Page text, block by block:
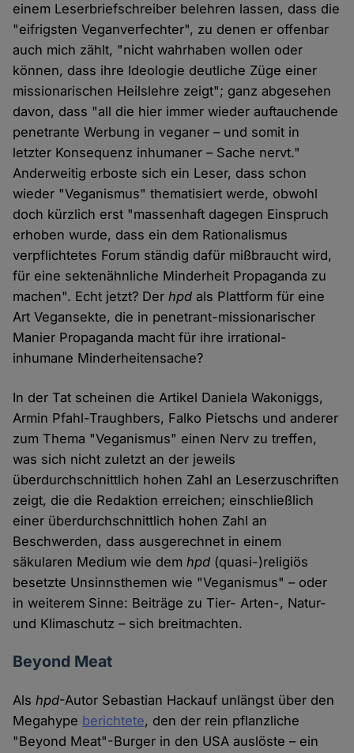
einem Leserbriefschreiber belehren lassen, dass die
"eifrigsten Veganverfechter", zu denen er offenbar
auch mich zählt, "nicht wahrhaben wollen oder
können, dass ihre Ideologie deutliche Züge einer
missionarischen Heilslehre zeigt"; ganz abgesehen
davon, dass "all die hier immer wieder auftauchende
penetrante Werbung in veganer – und somit in
letzter Konsequenz inhumaner – Sache nervt."
Anderweitig erboste sich ein Leser, dass schon
wieder "Veganismus" thematisiert werde, obwohl
doch kürzlich erst "massenhaft dagegen Einspruch
erhoben wurde, dass ein dem Rationalismus
verpflichtetes Forum ständig dafür mißbraucht wird,
für eine sektenähnliche Minderheit Propaganda zu
machen". Echt jetzt? Derhpd als Plattform für eine
Art Vegansekte, die in penetrant-missionarischer
Manier Propaganda macht für ihre irrational-
inhumane Minderheitensache?
In der Tat scheinen die Artikel Daniela Wakoniggs,
Armin Pfahl-Traughbers, Falko Pietschs und anderer
zum Thema "Veganismus" einen Nerv zu treffen,
was sich nicht zuletzt an der jeweils
überdurchschnittlich hohen Zahl an Leserzuschriften
zeigt, die die Redaktion erreichen; einschließlich
einer überdurchschnittlich hohen Zahl an
Beschwerden, dass ausgerechnet in einem
säkularen Medium wie demhpd (quasi-)religiös
besetzte Unsinnsthemen wie "Veganismus" – oder
in weiterem Sinne: Beiträge zu Tier- Arten-, Natur-
und Klimaschutz – sich breitmachten.
Beyond Meat
Alshpd-Autor Sebastian Hackauf unlängst über den
Megahype berichtete, den der rein pflanzliche
"Beyond Meat"-Burger in den USA auslöste – ein